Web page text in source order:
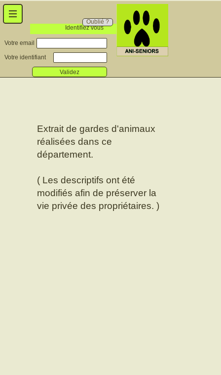
Identifiez vous
Oublié ?
Votre email
Votre identifiant
Validez
Extrait de gardes d'animaux
réalisées dans ce
département.
( Les descriptifs ont été
modifiés afin de préserver la
vie privée des propriétaires. )